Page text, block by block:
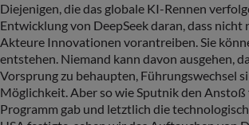
Diejenigen, die das globale KI-Rennen
Entwicklung von DeepSeek daran, dass nicht
Akteure Innovationen vorantreiben. Sie
entstehen. Niemand kann davon ausgehen,
Vorsprung zu behaupten, Führungswechsel
Möglichkeit. Aber so wie Sputnik den
Programm gab und letztlich die